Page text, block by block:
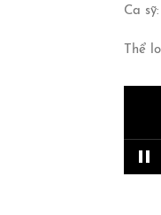
Ca sỹ:
Thể